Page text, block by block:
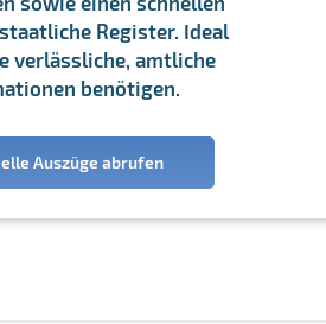
Register. Ideal
verlässliche, amtliche
benötigen.
Auszüge abrufen